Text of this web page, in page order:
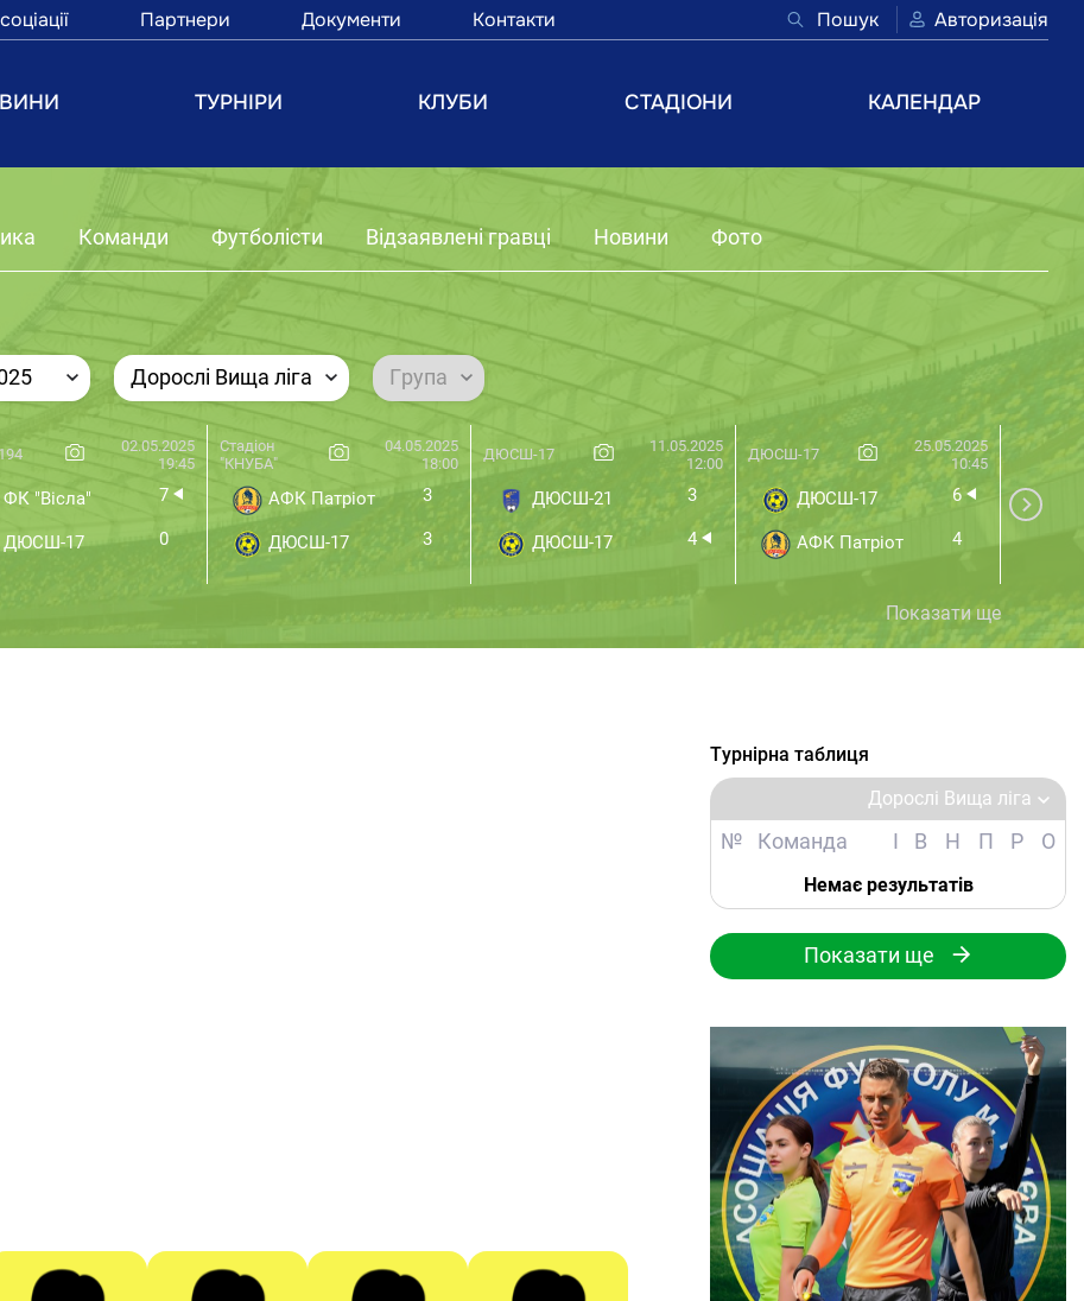
Партнери Документи Контакти Пошук Авторизація
ТУРНІРИ КЛУБИ СТАДІОНИ КАЛЕНДАР
Команди Футболісти Відзаявлені гравці Новини Фото
Дорослі Вища ліга Група
02.05.2025
19:45
"Вісла" 7
ДЮСШ-17 0
Стадіон
"КНУБА"
04.05.2025
18:00
АФК Патріот 3
ДЮСШ-17 3
ДЮСШ-17
11.05.2025
12:00
ДЮСШ-21 3
ДЮСШ-17 4
ДЮСШ-17
25.05.2025
10:45
ДЮСШ-17 6
АФК Патріот 4
ДЮСШ-17
Показати ще
Турнірна таблиця
Дорослі Вища ліга
№ Команда І В Н П Р О
Немає результатів
Показати ще